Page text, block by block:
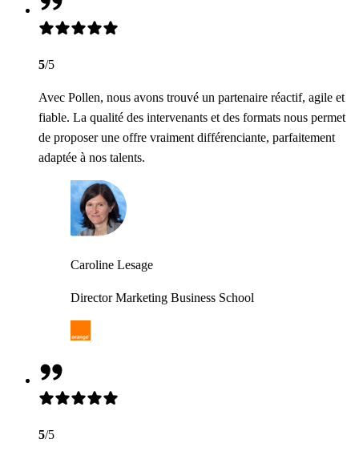
5/5
Avec Pollen, nous avons trouvé un partenaire réactif, agile et
fiable. La qualité des intervenants et des formats nous permet
de proposer une offre vraiment différenciante, parfaitement
adaptée à nos talents.
Caroline Lesage
Director Marketing Business School
5/5